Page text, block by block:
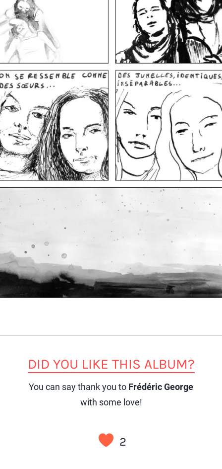
DID YOU LIKE THIS ALBUM?
You can say thank you to Frédéric George
with some love!
2